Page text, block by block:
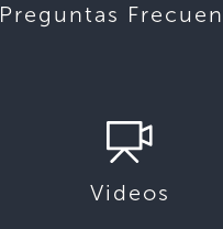
Preguntas
Videos